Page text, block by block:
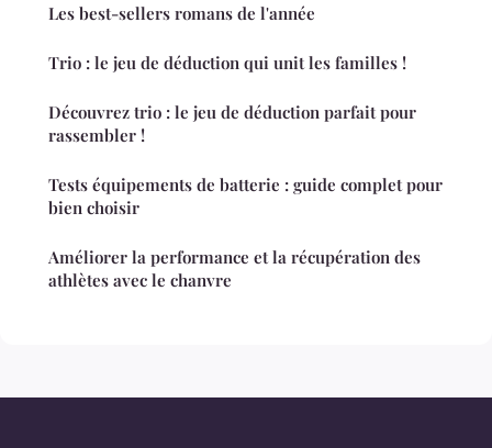
Les best-sellers romans de l'année
Trio : le jeu de déduction qui unit les familles !
Découvrez trio : le jeu de déduction parfait pour
rassembler !
Tests équipements de batterie : guide complet pour
bien choisir
Améliorer la performance et la récupération des
athlètes avec le chanvre